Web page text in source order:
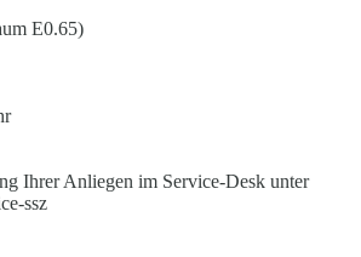
E0.65)
Ihrer Anliegen im Service-Desk unter
ssz